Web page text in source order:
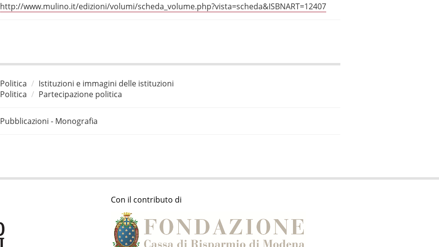
http://www.mulino.it/edizioni/volumi/scheda_volume.php?vista=scheda&ISBNART=12407
Politica
Istituzioni e immagini delle istituzioni
Politica
Partecipazione politica
Pubblicazioni - Monografia
Con il contributo di